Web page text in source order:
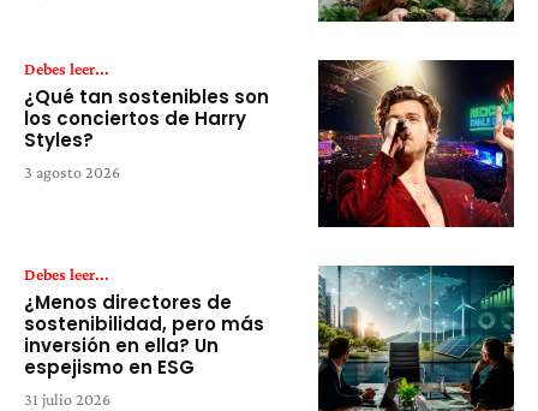
Debes leer...
¿Qué tan sostenibles son
los conciertos de Harry
Styles?
3 agosto 2026
Debes leer...
¿Menos directores de
sostenibilidad, pero más
inversión en ella? Un
espejismo en ESG
31 julio 2026